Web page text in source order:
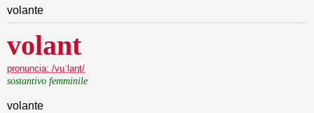
volante
volant
pronuncia: /vuˈlaŋt/
sostantivo femminile
volante